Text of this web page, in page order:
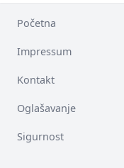
Početna
Impressum
Kontakt
Oglašavanje
Sigurnost